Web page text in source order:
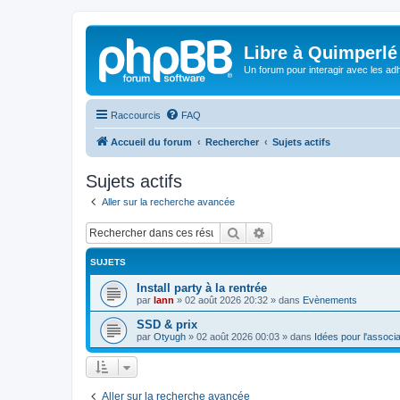
Libre à Quimperlé
Un forum pour interagir avec les
Raccourcis FAQ
Accueil du forum Rechercher Sujets actifs
Sujets actifs
Aller sur la recherche avancée
Rechercher
SUJETS
Install party à la rentrée
par lann » 02 août 2026 20:32 » dans Evènements
SSD & prix
par Otyugh » 02 août 2026 00:03 » dans Idées pour
Aller sur la recherche avancée